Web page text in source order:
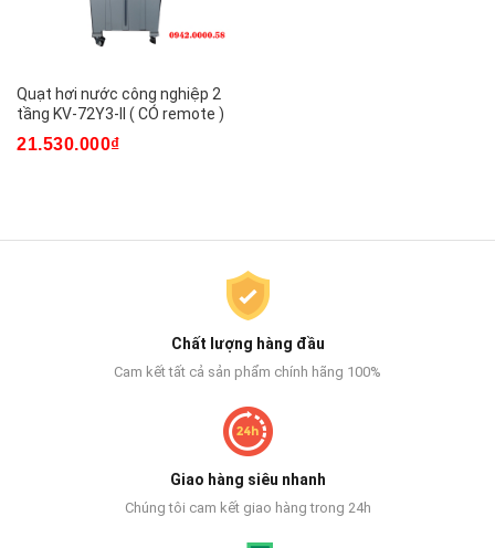
Quạt hơi nước công nghiệp 2
tầng KV-72Y3-II ( CÓ remote )
21.530.000₫
Chất lượng hàng đầu
Cam kết tất cả sản phẩm chính hãng 100%
Giao hàng siêu nhanh
Chúng tôi cam kết giao hàng trong 24h